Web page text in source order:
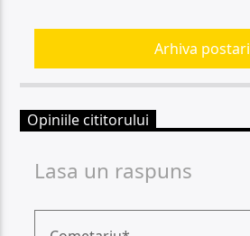
Arhiva postari
Opiniile cititorului
Lasa un raspuns